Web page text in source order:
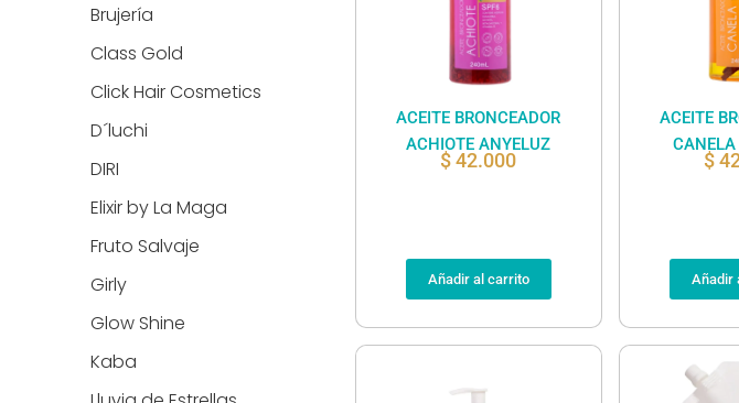
Brujería
Class Gold
Click Hair Cosmetics
D´luchi
DIRI
Elixir by La Maga
Fruto Salvaje
Girly
Glow Shine
Kaba
ACEITE BRONCEADOR
ACHIOTE ANYELUZ
$42.000
Añadir al carrito
ACEITE
$
Añadir